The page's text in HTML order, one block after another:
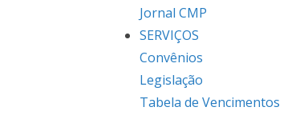
Jornal CMP
SERVIÇOS
Convênios
Legislação
Tabela de Vencimentos